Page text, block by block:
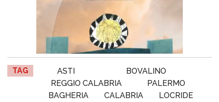
TAG ASTI
BOVALINO
REGGIO CALABRIA
PALERMO
BAGHERIA
CALABRIA
LOCRIDE